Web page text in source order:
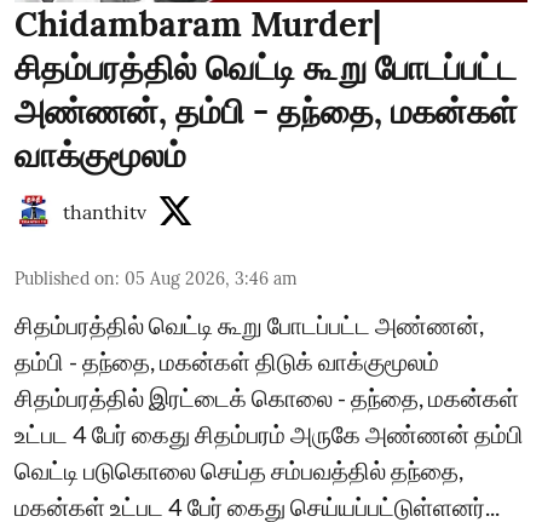
Chidambaram Murder|
சிதம்பரத்தில் வெட்டி கூறு போடப்பட்ட
அண்ணன், தம்பி - தந்தை, மகன்கள்
வாக்குமூலம்
thanthitv
Published on: 05 Aug 2026, 3:46 am
சிதம்பரத்தில் வெட்டி கூறு போடப்பட்ட அண்ணன்,
தம்பி - தந்தை, மகன்கள் திடுக் வாக்குமூலம்
சிதம்பரத்தில் இரட்டைக் கொலை - தந்தை, மகன்கள்
உட்பட 4 பேர் கைது சிதம்பரம் அருகே அண்ணன் தம்பி
வெட்டி படுகொலை செய்த சம்பவத்தில் தந்தை,
மகன்கள் உட்பட 4 பேர் கைது செய்யப்பட்டுள்ளனர்...